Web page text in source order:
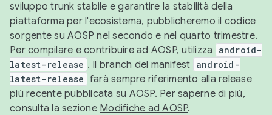
sviluppo trunk stabile e garantire la stabilità della
piattaforma per l'ecosistema, pubblicheremo il codice
sorgente su AOSP nel secondo e nel quarto trimestre.
Per compilare e contribuire ad AOSP, utilizza
android-
latest-release . Il branch del manifest android-
latest-release farà sempre riferimento alla release
più recente pubblicata su AOSP. Per saperne di più,
consulta la sezione Modifiche ad AOSP.